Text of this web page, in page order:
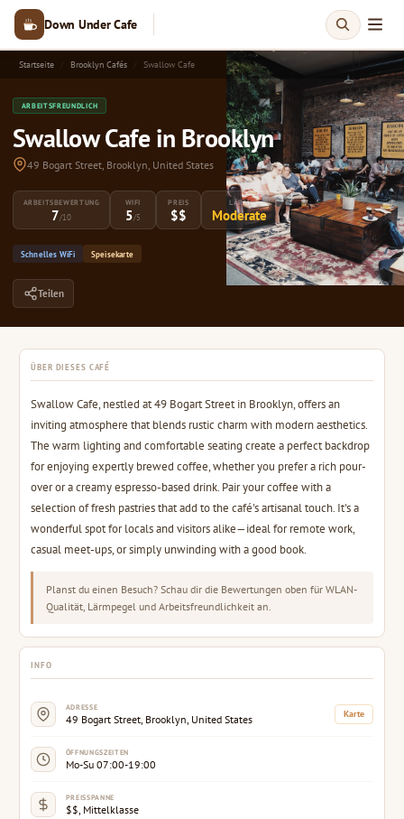
Down Under Cafe
Startseite Brooklyn Cafés Swallow Cafe
ARBEITSFREUNDLICH
Swallow Cafe in Brooklyn
49 Bogart Street, Brooklyn, United States
ARBEITSBEWERTUNG
7/10
WIFI
5/5
PREIS
$$
LÄRM
Moderate
Schnelles WiFi Speisekarte
Teilen
ÜBER DIESES CAFÉ
Swallow Cafe, nestled at 49 Bogart Street in Brooklyn, offers an
inviting atmosphere that blends rustic charm with modern aesthetics.
The warm lighting and comfortable seating create a perfect backdrop
for enjoying expertly brewed coffee, whether you prefer a rich pour-
over or a creamy espresso-based drink. Pair your coffee with a
selection of fresh pastries that add to the café's artisanal touch. It's a
wonderful spot for locals and visitors alike—ideal for remote work,
casual meet-ups, or simply unwinding with a good book.
Planst du einen Besuch? Schau dir die Bewertungen oben für WLAN-
Qualität, Lärmpegel und Arbeitsfreundlichkeit an.
INFO
ADRESSE
49 Bogart Street, Brooklyn, United States Karte
ÖFFNUNGSZEITEN
Mo-Su 07:00-19:00
PREISSPANNE
$$, Mittelklasse